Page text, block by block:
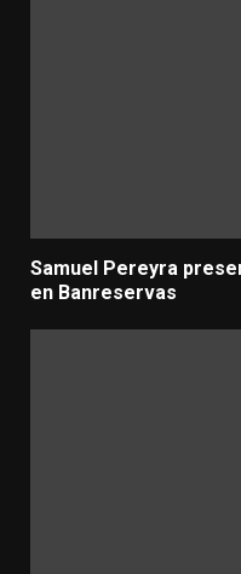
Samuel Pereyra
en Banreservas